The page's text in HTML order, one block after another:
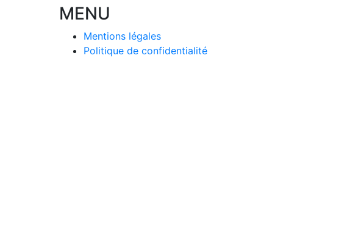
MENU
Mentions légales
Politique de confidentialité